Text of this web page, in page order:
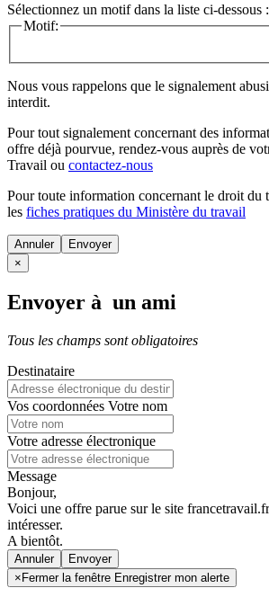
Sélectionnez un motif dans la liste ci-dessous :
Motif:
Nous vous rappelons que le signalement
interdit.
Pour tout signalement concernant des
offre déjà pourvue, rendez-vous auprès de
Travail ou contactez-nous
Pour toute information concernant le droit du
les fiches pratiques du Ministère du travail
Annuler
×
Envoyer à un ami
Tous les champs sont obligatoires
Destinataire
Vos coordonnées Votre nom
Votre adresse électronique
Message
Bonjour,
Voici une offre parue sur le site
intéresser.
A bientôt.
Annuler
× Fermer la fenêtre Enregistrer mon alerte